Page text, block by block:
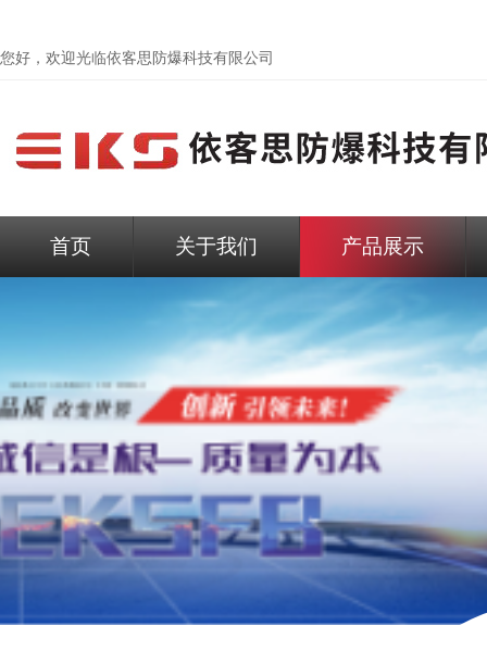
您好，欢迎光临依客思防爆科技有限公司
首页 关于我们 产品展示